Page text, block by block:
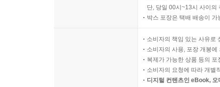
단, 당일 00시~13시 사이의
박스 포장은 택배 배송이
소비자의 책임 있는 사유로
소비자의 사용, 포장 개봉
복제가 가능한 상품 등의
소비자의 요청에 따라 개별
디지털 컨텐츠인 eBook,